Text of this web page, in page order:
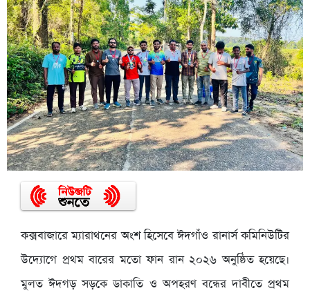
কক্সবাজারে ম্যারাথনের অংশ হিসেবে ঈদগাঁও রানার্স কমিনিউটির
উদ্যোগে প্রথম বারের মতো ফান রান ২০২৬ অনুষ্ঠিত হয়েছে।
মুলত ঈদগড় সড়কে ডাকাতি ও অপহরণ বন্ধের দাবীতে প্রথম